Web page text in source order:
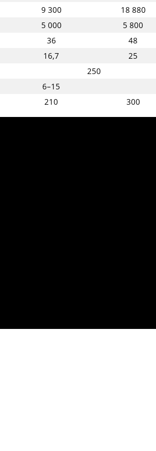
9 300
18 880
5 000
5 800
36
48
16,7
25
250
6–15
210 300